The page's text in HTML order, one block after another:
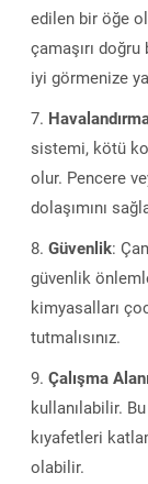
edilen bir öğe
çamaşırı doğru
iyi görmenize
sistemi, kötü
olur. Pencere
dolaşımını
Güvenlik:
güvenlik
kimyasalları
tutmalısınız.
Çalışma Alanı
kullanılabilir.
kıyafetleri
olabilir.